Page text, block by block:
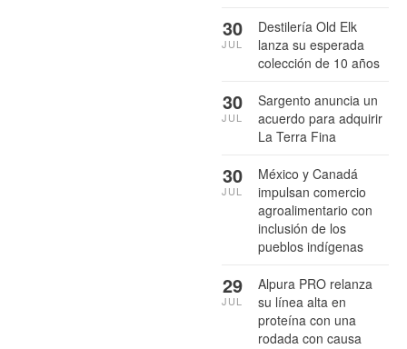
Destilería Old Elk
lanza su esperada
colección de 10 años
30
JUL
Sargento anuncia un
acuerdo para adquirir
La Terra Fina
30
JUL
México y Canadá
impulsan comercio
agroalimentario con
inclusión de los
pueblos indígenas
30
JUL
Alpura PRO relanza
su línea alta en
proteína con una
rodada con causa
29
JUL